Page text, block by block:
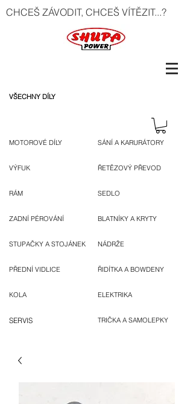
CHCEŠ ZÁVODIT, CHCEŠ VÍTĚZIT...?
VŠECHNY DÍLY
MOTOROVÉ DÍLY
VÝFUK
RÁM
ZADNÍ PÉROVÁNÍ
STUPAČKY A STOJÁNEK
PŘEDNÍ VIDLICE
KOLA
SERVIS
SÁNÍ A KARURÁTORY
ŘETĚZOVÝ PŘEVOD
SEDLO
BLATNÍKY A KRYTY
NÁDRŽE
ŘIDÍTKA A BOWDENY
ELEKTRIKA
TRIČKA A SAMOLEPKY